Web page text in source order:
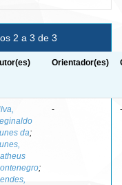
2 a 3 de 3
Orientador(es)
da;
;
- -